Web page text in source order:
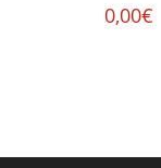
0,00€